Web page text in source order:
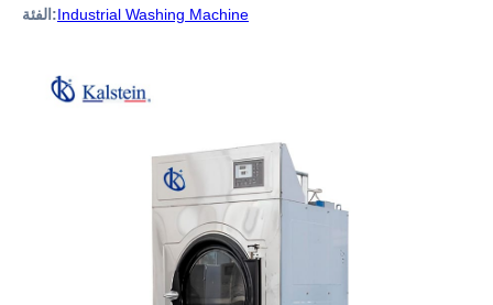
الفئة:Industrial Washing Machine